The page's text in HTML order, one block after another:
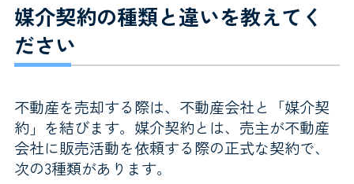
媒介契約の種類と違いを教えてく
ださい
不動産を売却する際は、不動産会社と「媒介契
約」を結びます。媒介契約とは、売主が不動産
会社に販売活動を依頼する際の正式な契約で、
次の3種類があります。